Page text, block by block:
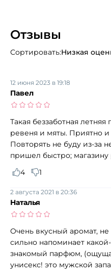
Отзывы
Сортировать:Низкая
Павел
12 июня 2023 в 19:18
Такая беззаботная
ревеня и мяты. Приятно и
Повторять не буду из-за
пришел быстро; магазину
4
1
Наталья
2 августа 2021 в 20:36
Очень вкусный аромат,
сильно напоминает
знакомый парфюм,
унисекс! это мужской